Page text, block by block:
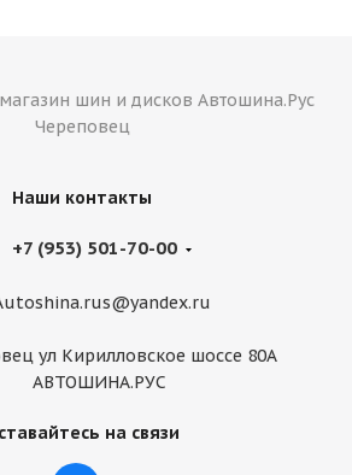
шин и дисков Автошина.Рус
Череповец
Наши контакты
+7 (953) 501-70-00
ул Кирилловское шоссе 80А
АВТОШИНА.РУС
на связи